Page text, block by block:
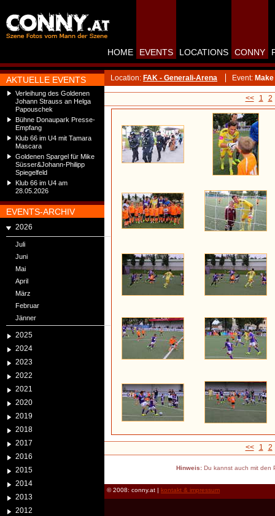
AKTUELLE EVENTS
Verleihung des Goldenen
Johann Strauss an Helga
Papouschek
Bühne Donaupark Presse-
Empfang
Klub 66 im U4 mit Tamara
Mascara
Goldenen Spargel für Mike
Süsser&Johann-Philipp
Spiegelfeld
Klub 66 im U4 am
28.05.2026
EVENTS-ARCHIV
2026
Juli
Juni
Mai
April
März
Februar
Jänner
2025
2024
2023
2022
2021
2020
2019
2018
2017
2016
2015
2014
2013
2012
HOME EVENTS LOCATIONS CONNY
Location: FAK - Generali-Arena Event:
<< 1 2
<< 1 2
Hinweis:Du kannst auch mit den
© 2008: conny.at | kontakt & impressum